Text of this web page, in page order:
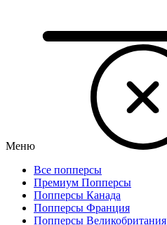
Меню
Все попперсы
Премиум Попперсы
Попперсы Канада
Попперсы Франция
Попперсы Великобритания